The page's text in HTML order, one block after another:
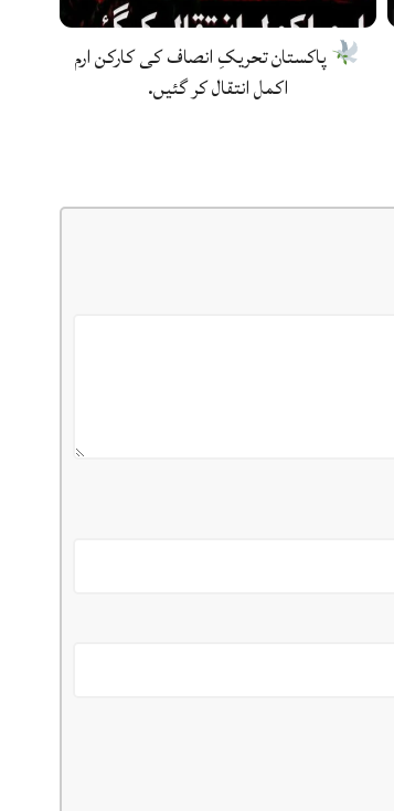
پاکستان تحریکِ انصاف کی کارکن ارم
اکمل انتقال کر گئیں.